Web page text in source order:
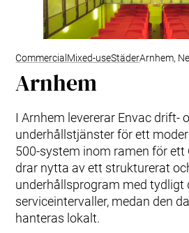
Commercial Mixed-useStäderArnhem,
Arnhem
I Arnhem levererar Envac drift‑
underhållstjänster för ett
500‑system inom ramen för ett
drar nytta av ett strukturerat
underhållsprogram med tydligt
serviceintervaller, medan den
hanteras lokalt.